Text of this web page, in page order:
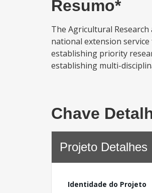
Resumo*
The Agricultural
national extension
establishing priority
establishing multi-
Chave
Projeto Detalhes
Identidade do Projeto